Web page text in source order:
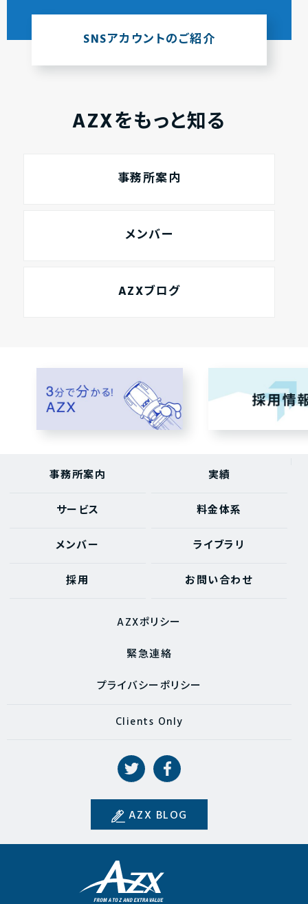
SNSアカウントのご紹介
AZXをもっと知る
事務所案内
メンバー
AZXブログ
事務所案内 実績
サービス 料金体系
メンバー ライブラリ
採用 お問い合わせ
AZXポリシー
緊急連絡
プライバシーポリシー
Clients Only
AZX BLOG